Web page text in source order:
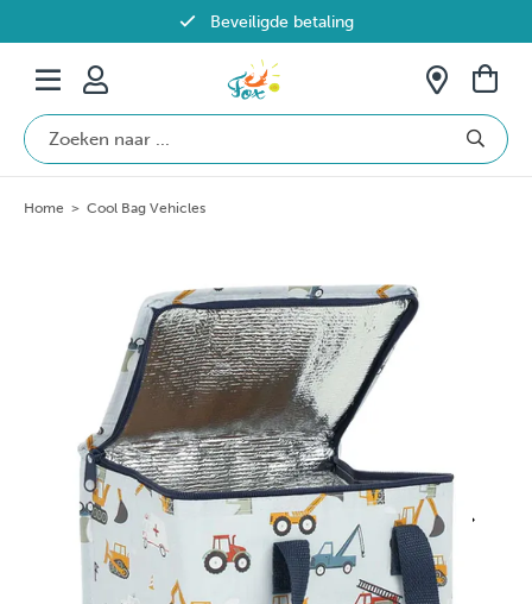
Beveiligde betaling
Gratis verzending vanaf €69 in België
Home > Cool Bag Vehicles